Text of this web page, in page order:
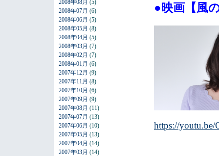
2008年08月 (5)
2008年07月 (6)
2008年06月 (5)
2008年05月 (8)
2008年04月 (5)
2008年03月 (7)
2008年02月 (7)
2008年01月 (6)
2007年12月 (9)
2007年11月 (8)
2007年10月 (6)
2007年09月 (9)
2007年08月 (11)
2007年07月 (13)
2007年06月 (10)
2007年05月 (13)
2007年04月 (14)
2007年03月 (14)
●映画【風
https://